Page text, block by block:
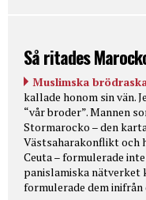
Så ritades
Muslimska
kallade honom sin vän.
“vår broder”. Mannen
Stormarocko – den
Västsaharakonflikt och
Ceuta – formulerade
panislamiska nätverket
formulerade dem